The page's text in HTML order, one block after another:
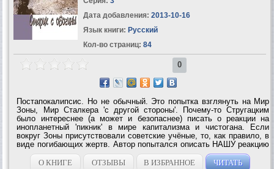
Дата добавления: 2013-10-16
Язык книги: Русский
Кол-во страниц: 84
0
Постапокалипсис. Но не обычный. Это попытка взглянуть на Мир
Зоны, Мир Сталкера 'с другой стороны'. Почему-то Стругацким
было интереснее (а может и безопаснее) писать о реакции на
инопланетный 'пикник' в мире капитализма и чистогана. Если
вокруг Зоны присутствовали советские учёные, то, как правило, в
виде погибающих жертв. Автор попытался описать НАШУ реакцию
на 'пикник'. Может потому, что пришло время? А может потому, что
теперь и нас,...
О КНИГЕ ОТЗЫВЫ В ИЗБРАННОЕ ЧИТАТЬ